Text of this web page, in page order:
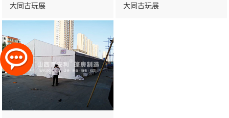
大同古玩展 大同古玩展